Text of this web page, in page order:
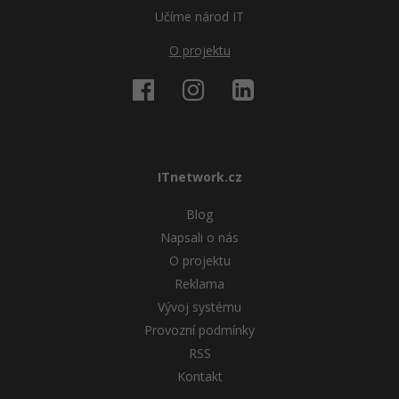
Učíme národ IT
O projektu
ITnetwork.cz
Blog
Napsali o nás
O projektu
Reklama
Vývoj systému
Provozní podmínky
RSS
Kontakt